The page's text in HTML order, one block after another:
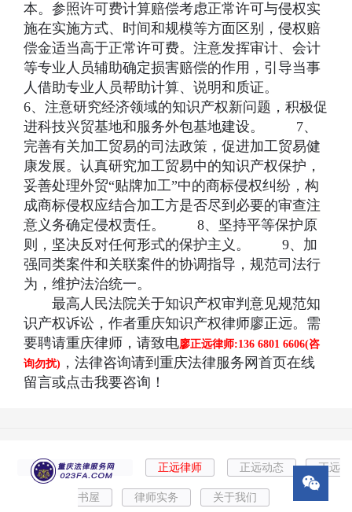
本。参照许可费计算赔偿考虑正常许可与侵权实
施在实施方式、时间和规模等方面区别，侵权赔
偿金适当高于正常许可费。注意发挥审计、会计
等专业人员辅助确定损害赔偿的作用，引导当事
人借助专业人员帮助计算、说明和质证。
6、注意研究经济领域的知识产权新问题，积极促
进科技兴贸基地和服务外包基地建设。 7、
完善有关加工贸易的司法政策，促进加工贸易健
康发展。认真研究加工贸易中的知识产权保护，
妥善处理外贸“贴牌加工”中的商标侵权纠纷，构
成商标侵权应结合加工方是否尽到必要的审查注
意义务确定侵权责任。 8、坚持平等保护原
则，坚决反对任何形式的保护主义。 9、加
强同类案件和关联案件的协调指导，规范司法行
为，维护法治统一。
最高人民法院关于知识产权审判意见规范知
识产权诉讼，作者重庆知识产权律师廖正远。需
要聘请重庆律师，请致电廖正远律师:136 6801 6606(咨
询勿扰) ，法律咨询请到重庆法律服务网首页在线
留言或点击我要咨询！
正远律师 正远动态 正远
书屋 律师实务 关于我们